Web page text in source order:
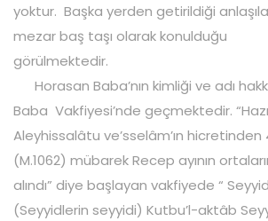
yoktur. Başka yerden getirildiği
mezar baş taşı olarak konulduğu
Horasan Baba’nın kimliği ve adı
Baba Vakfiyesi’nde geçmektedir.
Aleyhissalâtu ve’sselâm’ın hicretinden
(M.1062) mübarek Recep ayının
alındı” diye başlayan vakfiyede “
(Seyyidlerin seyyidi) Kutbu’l-aktâb